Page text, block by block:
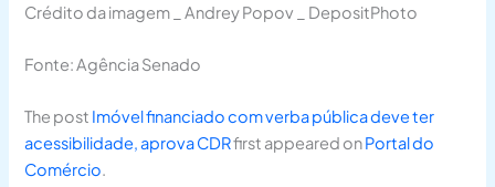
Crédito da imagem _ Andrey Popov _ DepositPhoto
Fonte: Agência Senado
The post Imóvel financiado com verba pública deve ter
acessibilidade, aprova CDRfirst appeared onPortal do
Comércio.